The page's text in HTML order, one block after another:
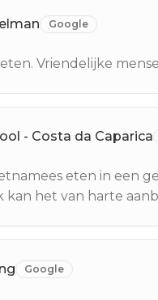
Google
Vriendelijke
- Costa da Caparica
eten in een
kan het van harte
Google